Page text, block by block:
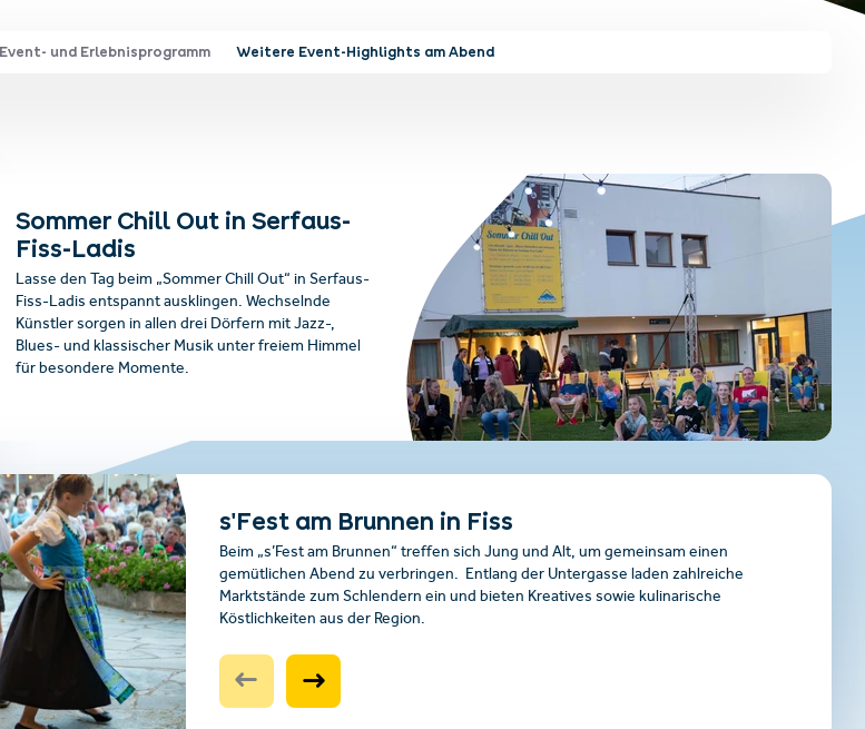
Event- und Erlebnisprogramm Weitere Event-Highlights am Abend
Sommer Chill Out in Serfaus-
Fiss-Ladis
Lasse den Tag beim „Sommer Chill Out“ in Serfaus-
Fiss-Ladis entspannt ausklingen. Wechselnde
Künstler sorgen in allen drei Dörfern mit Jazz-,
Blues- und klassischer Musik unter freiem Himmel
für besondere Momente.
s'Fest am Brunnen in Fiss
Beim „s’Fest am Brunnen“ treffen sich Jung und Alt, um gemeinsam einen
gemütlichen Abend zu verbringen. Entlang der Untergasse laden zahlreiche
Marktstände zum Schlendern ein und bieten Kreatives sowie kulinarische
Köstlichkeiten aus der Region.